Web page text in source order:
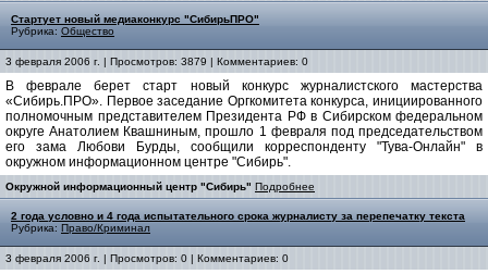
Стартует новый медиаконкурс "СибирьПРО"
Рубрика: Общество
3 февраля 2006 г. | Просмотров: 3879 | Комментариев: 0
В феврале берет старт новый конкурс журналистского мастерства
«Сибирь.ПРО». Первое заседание Оргкомитета конкурса, инициированного
полномочным представителем Президента РФ в Сибирском федеральном
округе Анатолием Квашниным, прошло 1 февраля под председательством
его зама Любови Бурды, сообщили корреспонденту "Тува-Онлайн" в
окружном информационном центре "Сибирь".
Окружной информационный центр "Сибирь" Подробнее
2 года условно и 4 года испытательного срока журналисту за перепечатку текста
Рубрика: Право/Криминал
3 февраля 2006 г. | Просмотров: 0 | Комментариев: 0